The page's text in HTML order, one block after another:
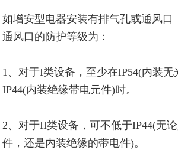
如增安型电器安装有排气孔或通风口
通风口的防护等级为：
1、对于I类设备，至少在IP54(内装无
IP44(内装绝缘带电元件)时。
2、对于II类设备，可不低于IP44(无
件，还是内装绝缘的带电件)。